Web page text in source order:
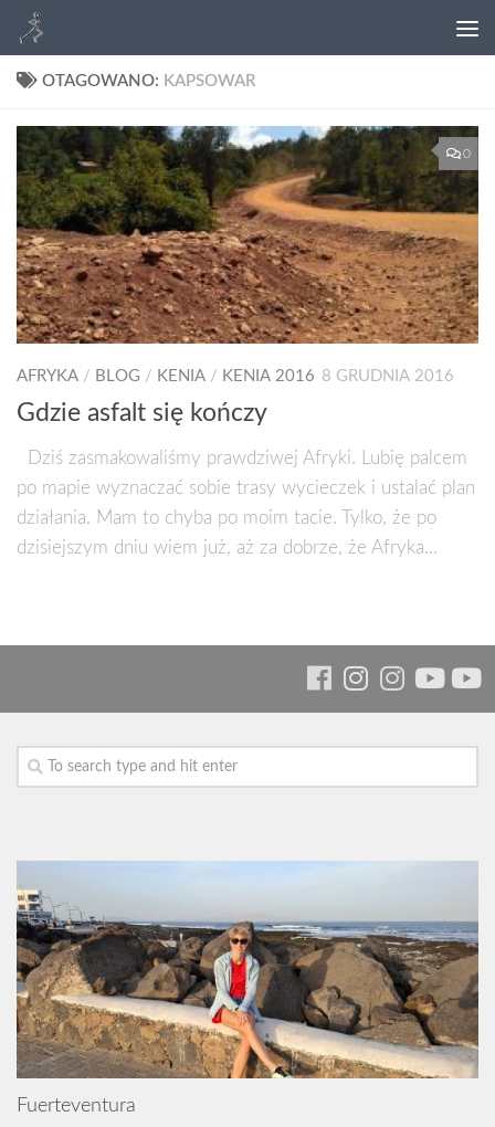
OTAGOWANO: KAPSOWAR
0
AFRYKA / BLOG / KENIA / KENIA 2016 8 GRUDNIA 2016
Gdzie asfalt się kończy
Dziś zasmakowaliśmy prawdziwej Afryki. Lubię palcem
po mapie wyznaczać sobie trasy wycieczek i ustalać plan
działania. Mam to chyba po moim tacie. Tylko, że po
dzisiejszym dniu wiem już, aż za dobrze, że Afryka...
Fuerteventura